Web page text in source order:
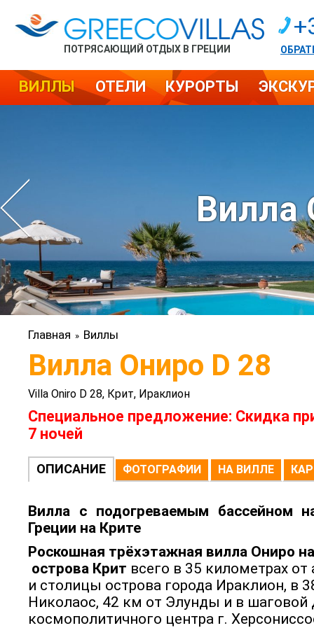
ПОТРЯСАЮЩИЙ ОТДЫХ В ГРЕЦИИ
ВИЛЛЫ ОТЕЛИ КУРОРТЫ
Вилла
Главная » Виллы
Вилла Ониро D 28
Villa Oniro D 28, Крит, Ираклион
Специальное предложение: Скидка
7 ночей
ОПИСАНИЕ ФОТОГРАФИИ НА ВИЛЛЕ
Вилла с подогреваемым бассейном
Греции на Крите
Роскошная трёхэтажная вилла Ониро на
острова Крит всего в 35 километрах от
и столицы острова города Ираклион, в
Николаос, 42 км от Элунды и в шаговой
космополитичного центра г.